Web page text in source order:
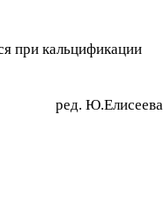
при кальцификации
peд. Ю.Eлиceeвa